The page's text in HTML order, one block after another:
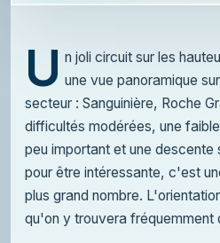
U n joli circuit sur les
une vue panoramique
secteur : Sanguinière, Roche
difficultés modérées, une
peu important et une descente
pour être intéressante, c'est
plus grand nombre.
qu'on y trouvera fréquemment